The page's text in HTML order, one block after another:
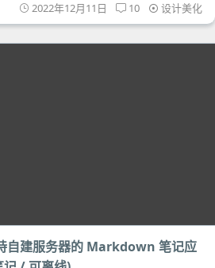
2022年12月11日 10 设计美化
自建服务器的 Markdown 笔记应